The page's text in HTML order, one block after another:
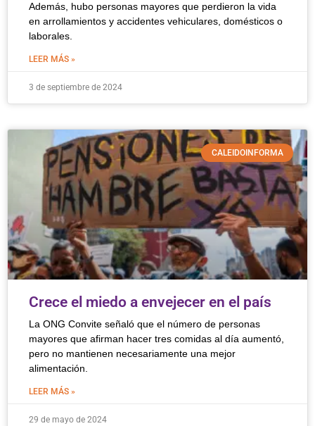
Además, hubo personas mayores que perdieron la vida
en arrollamientos y accidentes vehiculares, domésticos o
laborales.
LEER MÁS »
3 de septiembre de 2024
CALEIDOINFORMA
Crece el miedo a envejecer en el país
La ONG Convite señaló que el número de personas
mayores que afirman hacer tres comidas al día aumentó,
pero no mantienen necesariamente una mejor
alimentación.
LEER MÁS »
29 de mayo de 2024